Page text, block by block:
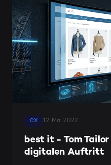
CX 12. Mai 2022
best it - Tom
digitalen Auftritt